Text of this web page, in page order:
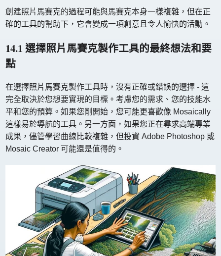
創建照片馬賽克的過程可能與馬賽克本身一樣複雜，但在正
確的工具的幫助下，它會變成一項創意且令人愉快的活動。
14.1 選擇照片馬賽克製作工具的最終想法和要
點
在選擇照片馬賽克製作工具時，沒有正確或錯誤的選擇 - 這
完全取決於您想要實現的目標。考慮您的需求、您的技能水
平和您的預算。如果您剛開始，您可能更喜歡像 Mosaically
這樣易於導航的工具。另一方面，如果您正在尋求高端專業
成果，儘管學習曲線比較複雜，但投資 Adob​​e Photoshop 或
Mosaic Creator 可能還是值得的。